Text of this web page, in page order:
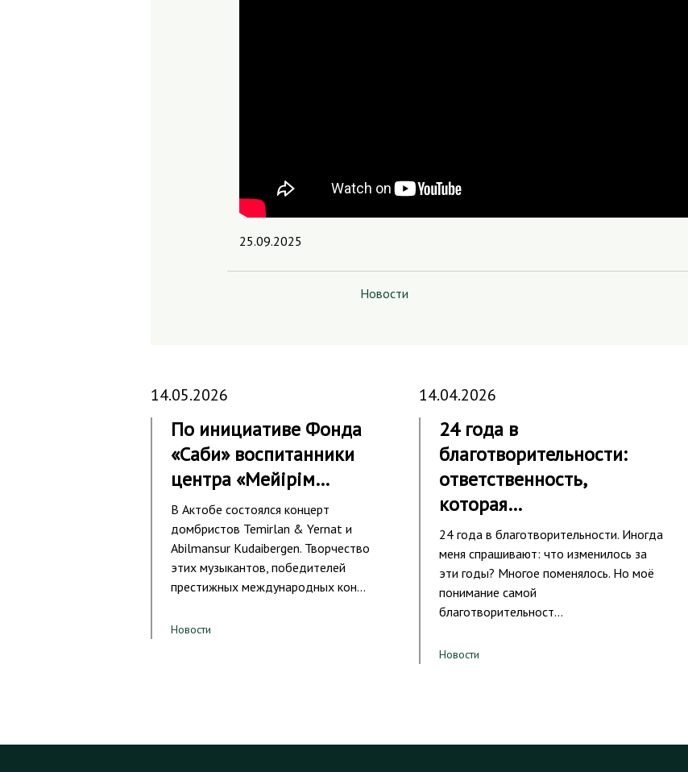
25.09.2025
Новости
14.05.2026
По инициативе Фонда
«Саби» воспитанники
центра «Мейірім…
В Актобе состоялся концерт
домбристов Temirlan & Yernat и
Abilmansur Kudaibergen. Творчество
этих музыкантов, победителей
престижных международных кон…
Новости
14.04.2026
24 года в
благотворительности:
ответственность,
которая…
24 года в благотворительности. Иногда
меня спрашивают: что изменилось за
эти годы? Многое поменялось. Но моё
понимание самой
благотворительност…
Новости